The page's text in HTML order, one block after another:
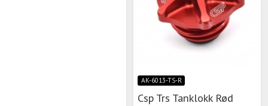
AK-6013-TS-R
Csp Trs Tanklokk Rød